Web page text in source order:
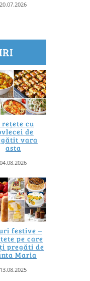
20.07.2026
rețete cu
de
vara
asta
04.08.2026
festive –
pe care
pregăti de
Maria
13.08.2025